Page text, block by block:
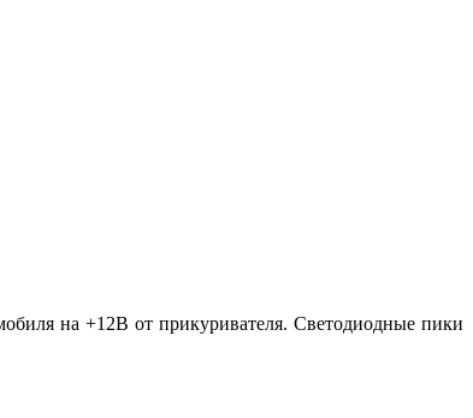
на +12В от прикуривателя. Светодиодные пики